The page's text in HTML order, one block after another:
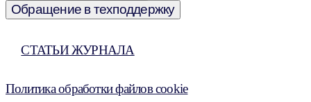
Обращение в техподдержку
СТАТЬИ ЖУРНАЛА
Политика обработки файлов cookie